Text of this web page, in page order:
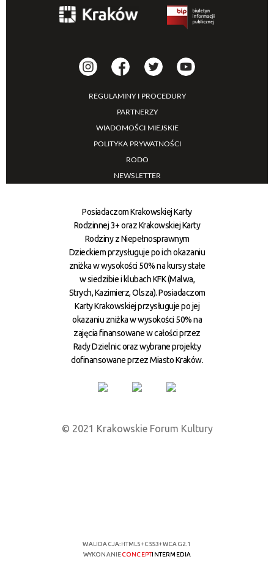
REGULAMINY I PROCEDURY
PARTNERZY
WIADOMOŚCI MIEJSKIE
POLITYKA PRYWATNOŚCI
RODO
NEWSLETTER
Posiadaczom Krakowskiej Karty
Rodzinnej 3+ oraz Krakowskiej Karty
Rodziny z Niepełnosprawnym
Dzieckiem przysługuje po ich okazaniu
zniżka w wysokości 50% na kursy stałe
w siedzibie i klubach KFK (Malwa,
Strych, Kazimierz, Olsza). Posiadaczom
Karty Krakowskiej przysługuje po jej
okazaniu zniżka w wysokości 50% na
zajęcia finansowane w całości przez
Rady Dzielnic oraz wybrane projekty
dofinansowane przez Miasto Kraków.
© 2021 Krakowskie Forum Kultury
WALIDACJA:HTML5+CSS3+WCAG 2.1
WYKONANIECONCEPTINTERMEDIA